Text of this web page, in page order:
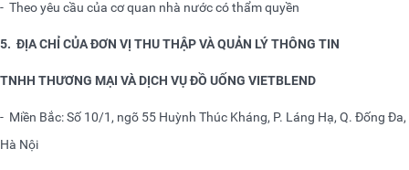
- Theo yêu cầu của cơ quan nhà nước có thẩm quyền
5. ĐỊA CHỈ CỦA ĐƠN VỊ THU THẬP VÀ QUẢN LÝ THÔNG TIN
TNHH THƯƠNG MẠI VÀ DỊCH VỤ ĐỒ UỐNG VIETBLEND
- Miền Bắc: Số 10/1, ngõ 55 Huỳnh Thúc Kháng, P. Láng Hạ, Q. Đống Đa,
Hà Nội